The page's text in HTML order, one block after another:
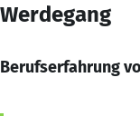
Werdegang
Berufserfahrung